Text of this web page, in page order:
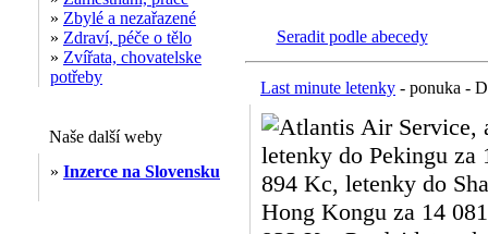
» Zbylé a nezařazené
» Zdraví, péče o tělo
» Zvířata, chovatelske
potřeby
Naše další weby
» Inzerce na Slovensku
Seradit podle abecedy
Last minute letenky - ponuka -
Atlantis Air Service,
letenky do Pekingu
894 Kc, letenky do
Hong Kongu za 14